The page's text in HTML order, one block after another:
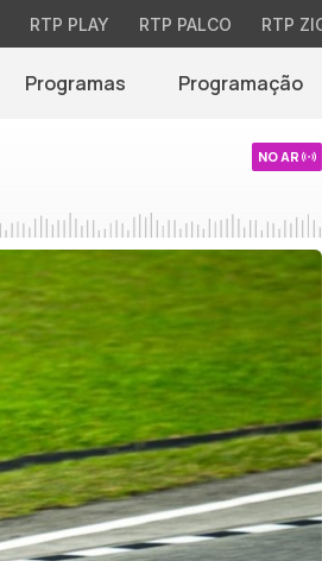
RTP PLAY RTP PALCO RTP
Programas Programação
NO AR